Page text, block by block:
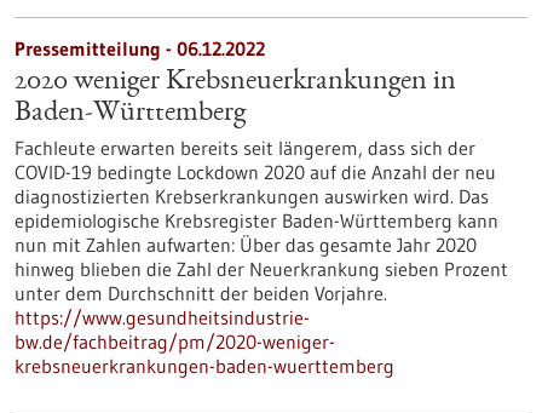
Pressemitteilung - 06.12.2022
2020 weniger Krebsneuerkrankungen in
Baden-Württemberg
Fachleute erwarten bereits seit längerem, dass sich der
COVID-19 bedingte Lockdown 2020 auf die Anzahl der neu
diagnostizierten Krebserkrankungen auswirken wird. Das
epidemiologische Krebsregister Baden-Württemberg kann
nun mit Zahlen aufwarten: Über das gesamte Jahr 2020
hinweg blieben die Zahl der Neuerkrankung sieben Prozent
unter dem Durchschnitt der beiden Vorjahre.
https://www.gesundheitsindustrie-
bw.de/fachbeitrag/pm/2020-weniger-
krebsneuerkrankungen-baden-wuerttemberg